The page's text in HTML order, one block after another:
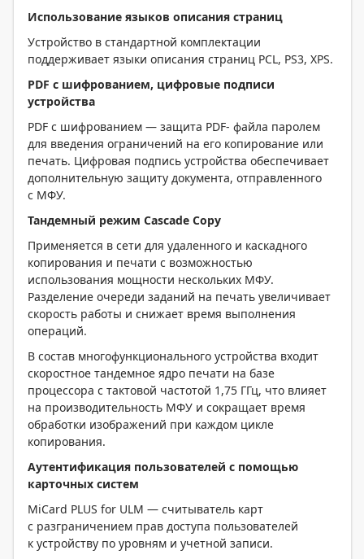
Использование языков описания страниц
Устройство в стандартной комплектации
поддерживает языки описания страниц PCL, PS3, XPS.
PDF с шифрованием, цифровые подписи
устройства
PDF с шифрованием — защита PDF- файла паролем
для введения ограничений на его копирование или
печать. Цифровая подпись устройства обеспечивает
дополнительную защиту документа, отправленного
с МФУ.
Тандемный режим Cascade Copy
Применяется в сети для удаленного и каскадного
копирования и печати с возможностью
использования мощности нескольких МФУ.
Разделение очереди заданий на печать увеличивает
скорость работы и снижает время выполнения
операций.
В состав многофункционального устройства входит
скоростное тандемное ядро печати на базе
процессора с тактовой частотой 1,75 ГГц, что влияет
на производительность МФУ и сокращает время
обработки изображений при каждом цикле
копирования.
Аутентификация пользователей с помощью
карточных систем
MiCard PLUS for ULM — считыватель карт
с разграничением прав доступа пользователей
к устройству по уровням и учетной записи.